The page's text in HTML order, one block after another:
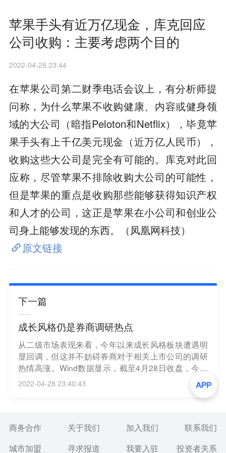
苹果手头有近万亿现金，库克回应
公司收购：主要考虑两个目的
2022-04-28 23:44
在苹果公司第二财季电话会议上，有分析师提
问称，为什么苹果不收购健康、内容或健身领
域的大公司（暗指Peloton和Netflix），毕竟苹
果手头有上千亿美元现金（近万亿人民币），
收购这些大公司是完全有可能的。库克对此回
应称，尽管苹果不排除收购大公司的可能性，
但是苹果的重点是收购那些能够获得知识产权
和人才的公司，这正是苹果在小公司和创业公
司身上能够发现的东西。（凤凰网科技）
原文链接
下一篇
成长风格仍是券商调研热点
从二级市场表现来看，今年以来成长风格板块遭遇明
显回调，但这并不妨碍券商对于相关上市公司的调研
热情高涨。Wind数据显示，截至4月28日收盘，今年
以来已有1337家A股上市公司获得券商调研，新能源
与医药板块的部分公司尤其被券商重点关注。尽管在
海外流动性收紧的背景下，成长风格或持续承压，但
已具备较高的估值性价比。（中证网）
2022-04-28 23:40:43
商务合作 关于我们 加入我们
联系我们
城市加盟
寻求报道 我要入驻 投资者关系